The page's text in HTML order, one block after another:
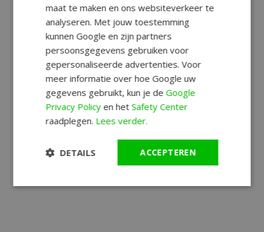
maat te maken en ons websiteverkeer te
analyseren. Met jouw toestemming
kunnen Google en zijn partners
persoonsgegevens gebruiken voor
gepersonaliseerde advertenties. Voor
meer informatie over hoe Google uw
gegevens gebruikt, kun je deGoogle
Privacy Policyen hetSafety Center
raadplegen. Lees verder.
ACCEPTEREN
DETAILS